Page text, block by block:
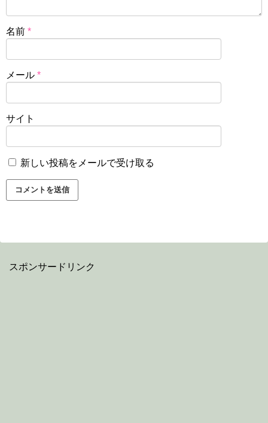
名前 *
メール *
サイト
新しい投稿をメールで受け取る
スポンサードリンク